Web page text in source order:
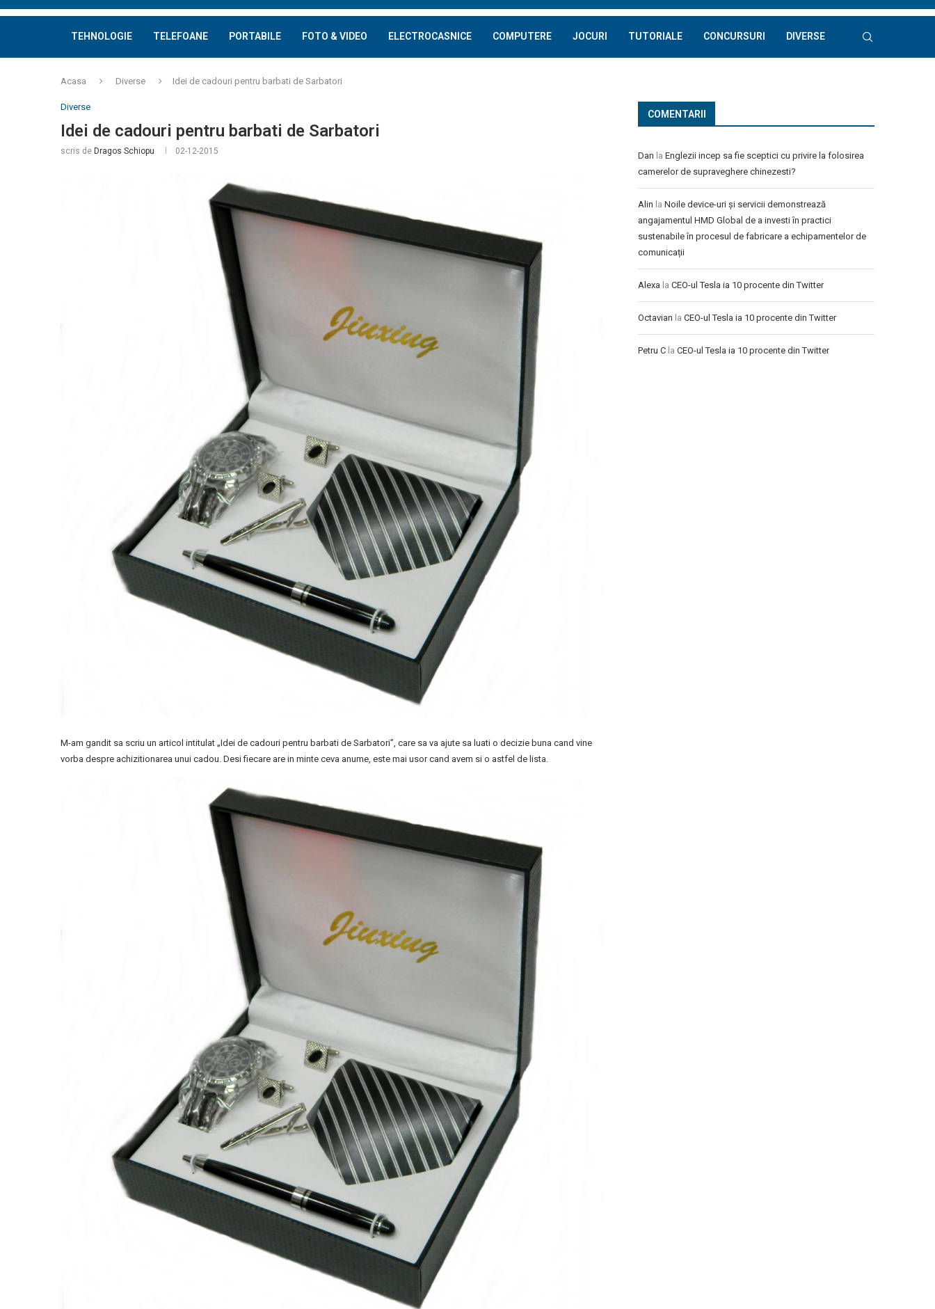
TEHNOLOGIE TELEFOANE PORTABILE FOTO & VIDEO ELECTROCASNICE COMPUTERE JOCURI TUTORIALE CONCURSURI DIVERSE
Acasa Diverse Idei de cadouri pentru barbati de Sarbatori
Diverse
Idei de cadouri pentru barbati de Sarbatori
scris de Dragos Schiopu 02-12-2015
M-am gandit sa scriu un articol intitulat „Idei de cadouri pentru barbati de Sarbatori”, care sa va ajute sa luati o decizie buna cand vine
vorba despre achizitionarea unui cadou. Desi fiecare are in minte ceva anume, este mai usor cand avem si o astfel de lista.
COMENTARII
Dan la Englezii incep sa fie sceptici cu privire la folosirea
camerelor de supraveghere chinezesti?
Alin la Noile device-uri și servicii demonstrează
angajamentul HMD Global de a investi în practici
sustenabile în procesul de fabricare a echipamentelor de
comunicații
Alexa la CEO-ul Tesla ia 10 procente din Twitter
Octavian la CEO-ul Tesla ia 10 procente din Twitter
Petru C la CEO-ul Tesla ia 10 procente din Twitter